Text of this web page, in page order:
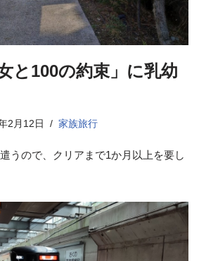
と100の約束」に乳幼
2月12日 家族旅行
うので、クリアまで1か月以上を要し